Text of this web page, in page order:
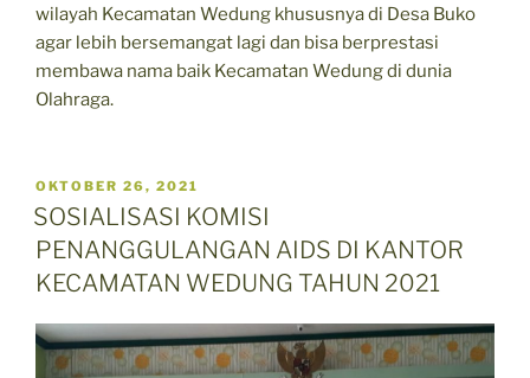
wilayah Kecamatan Wedung khususnya di Desa Buko
agar lebih bersemangat lagi dan bisa berprestasi
membawa nama baik Kecamatan Wedung di dunia
Olahraga.
POSTED
ON
OKTOBER 26, 2021
SOSIALISASI KOMISI
PENANGGULANGAN AIDS DI KANTOR
KECAMATAN WEDUNG TAHUN 2021